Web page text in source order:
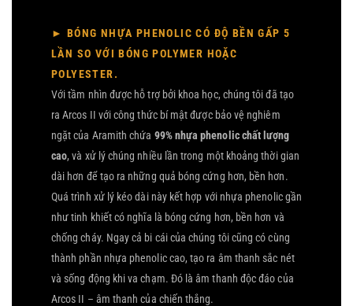
► BÓNG NHỰA PHENOLIC CÓ ĐỘ BỀN GẤP 5
LẦN SO VỚI BÓNG POLYMER HOẶC
POLYESTER.
Với tầm nhìn được hỗ trợ bởi khoa học, chúng tôi đã tạo
ra Arcos II với công thức bí mật được bảo vệ nghiêm
ngặt của Aramith chứa 99% nhựa phenolic chất lượng
cao, và xử lý chúng nhiều lần trong một khoảng thời gian
dài hơn để tạo ra những quả bóng cứng hơn, bền hơn.
Quá trình xử lý kéo dài này kết hợp với nhựa phenolic gần
như tinh khiết có nghĩa là bóng cứng hơn, bền hơn và
chống cháy. Ngay cả bi cái của chúng tôi cũng có cùng
thành phần nhựa phenolic cao, tạo ra âm thanh sắc nét
và sống động khi va chạm. Đó là âm thanh độc đáo của
Arcos II – âm thanh của chiến thắng.